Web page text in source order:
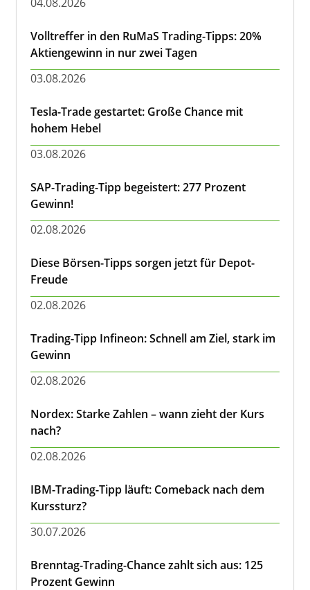
Volltreffer in den RuMaS Trading-Tipps: 20%
Aktiengewinn in nur zwei Tagen
03.08.2026
Tesla-Trade gestartet: Große Chance mit
hohem Hebel
03.08.2026
SAP-Trading-Tipp begeistert: 277 Prozent
Gewinn!
02.08.2026
Diese Börsen-Tipps sorgen jetzt für Depot-
Freude
02.08.2026
Trading-Tipp Infineon: Schnell am Ziel, stark im
Gewinn
02.08.2026
Nordex: Starke Zahlen – wann zieht der Kurs
nach?
02.08.2026
IBM-Trading-Tipp läuft: Comeback nach dem
Kurssturz?
30.07.2026
Brenntag-Trading-Chance zahlt sich aus: 125
Prozent Gewinn